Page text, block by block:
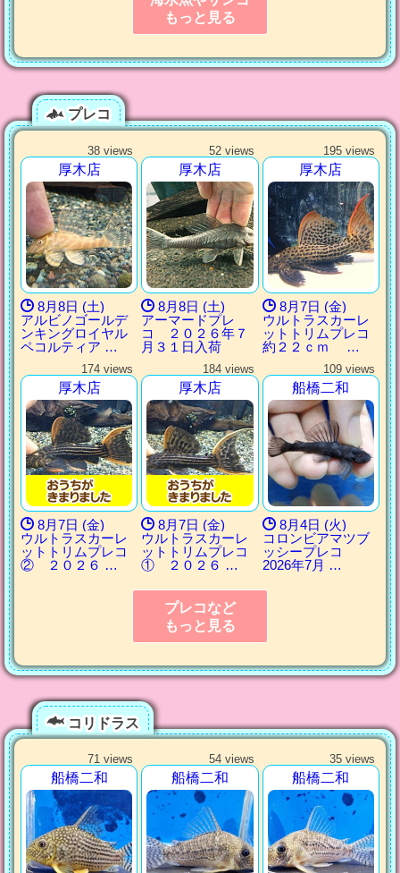
もっと見る
プレコ
38 views
厚木店
8月8日 (土)
アルビノゴールデ
ンキングロイヤル
ペコルティア …
52 views
厚木店
8月8日 (土)
アーマードプレ
コ ２０２６年７
月３１日入荷
195 views
厚木店
8月7日 (金)
ウルトラスカーレ
ットトリムプレコ
約２２ｃｍ …
174 views
厚木店
8月7日 (金)
ウルトラスカーレ
ットトリムプレコ
② ２０２６ …
184 views
厚木店
8月7日 (金)
ウルトラスカーレ
ットトリムプレコ
① ２０２６ …
109 views
船橋二和
8月4日 (火)
コロンビアマツブ
ッシープレコ
2026年7月 …
プレコなど
もっと見る
コリドラス
71 views
船橋二和
54 views
船橋二和
35 views
船橋二和